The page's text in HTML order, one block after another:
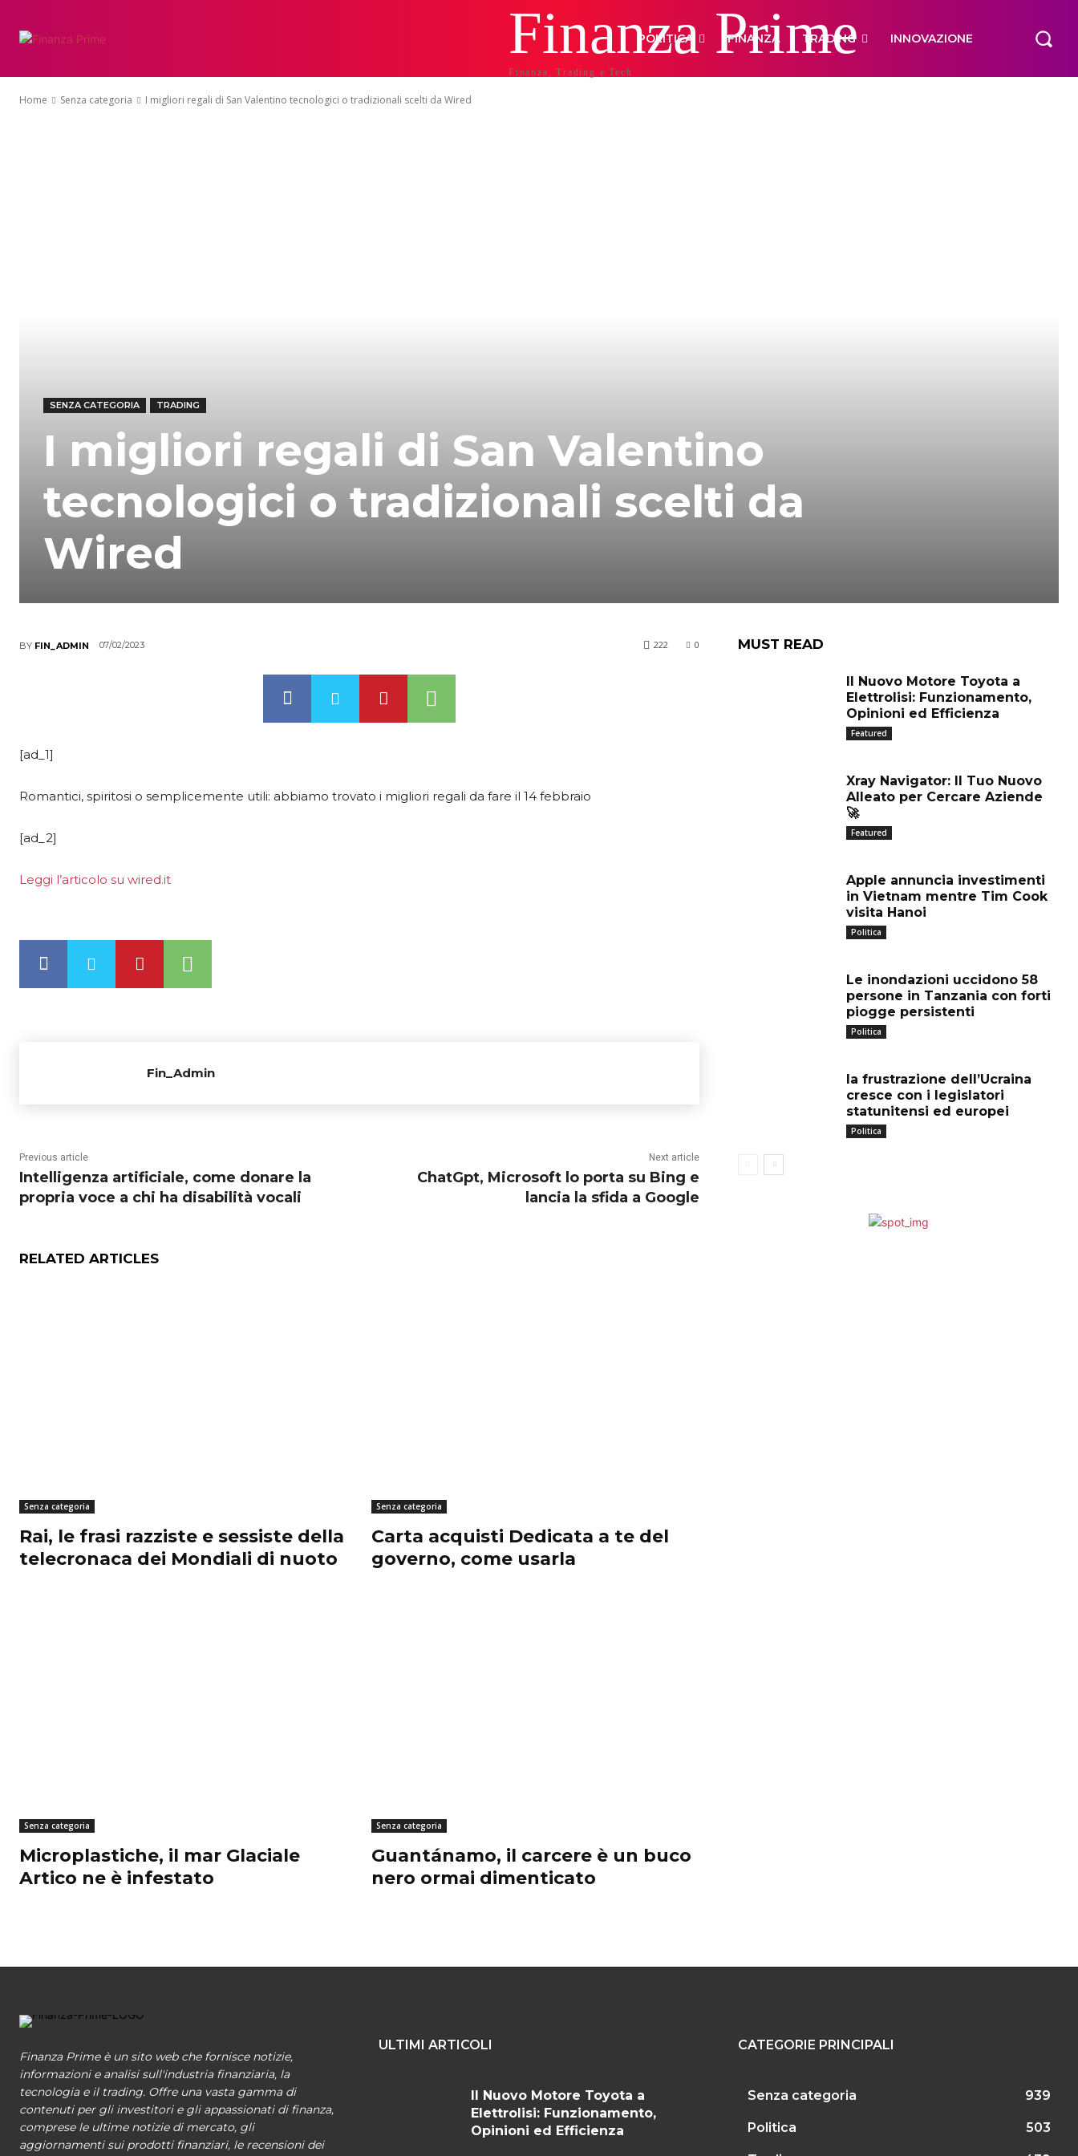
Finanza Prime
Finanza, Trading e Tech
POLITICA FINANZA TRADING INNOVAZIONE
Home Senza categoria I migliori regali di San Valentino tecnologici o tradizionali scelti da Wired
SENZA CATEGORIA TRADING
I migliori regali di San Valentino
tecnologici o tradizionali scelti da
Wired
BY FIN_ADMIN 07/02/2023 0
222
[ad_1]
Romantici, spiritosi o semplicemente utili: abbiamo trovato i migliori regali da fare il 14 febbraio
[ad_2]
Leggi l’articolo su wired.it
Fin_Admin
Previous article
Intelligenza artificiale, come donare la
propria voce a chi ha disabilità vocali
Next article
ChatGpt, Microsoft lo porta su Bing e
lancia la sfida a Google
RELATED ARTICLES
Senza categoria
Rai, le frasi razziste e sessiste della
telecronaca dei Mondiali di nuoto
Senza categoria
Carta acquisti Dedicata a te del
governo, come usarla
Senza categoria
Microplastiche, il mar Glaciale
Artico ne è infestato
Senza categoria
Guantánamo, il carcere è un buco
nero ormai dimenticato
MUST READ
Il Nuovo Motore Toyota a
Elettrolisi: Funzionamento,
Opinioni ed Efficienza
Featured
Xray Navigator: Il Tuo Nuovo
Alleato per Cercare Aziende
🚀
Featured
Apple annuncia investimenti
in Vietnam mentre Tim Cook
visita Hanoi
Politica
Le inondazioni uccidono 58
persone in Tanzania con forti
piogge persistenti
Politica
la frustrazione dell’Ucraina
cresce con i legislatori
statunitensi ed europei
Politica
Finanza Prime è un sito web che fornisce notizie,
informazioni e analisi sull'industria finanziaria, la
tecnologia e il trading. Offre una vasta gamma di
contenuti per gli investitori e gli appassionati di finanza,
comprese le ultime notizie di mercato, gli
aggiornamenti sui prodotti finanziari, le recensioni dei
ULTIMI ARTICOLI
Il Nuovo Motore Toyota a
Elettrolisi: Funzionamento,
Opinioni ed Efficienza
CATEGORIE PRINCIPALI
Senza categoria 939
Politica 503